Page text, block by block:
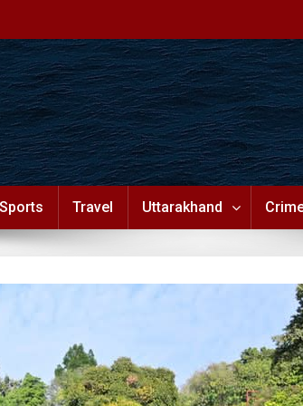
Sports Travel Uttarakhand